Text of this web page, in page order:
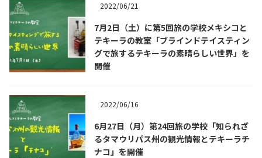
お問合せ
Contact
バー＆レストラン
Bar & Restaurant
Tequila Journal SNS 在日メキシコ大使館 SNS
2022/06/21
7月2日（土）に第5回旅の学校メキシコと
テキーラの教室「ブラインドテイスティン
グで旅するテキーラの素晴らしい世界」を
開催
2022/06/16
6月27日（月）第24回旅の学校「知られざ
るタマウリパス州の観光情報とテキーラチ
ナコ」を開催